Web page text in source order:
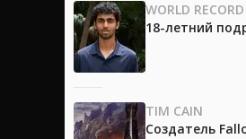
WORLD RECORD
18-летний
TIM CAIN
Создатель